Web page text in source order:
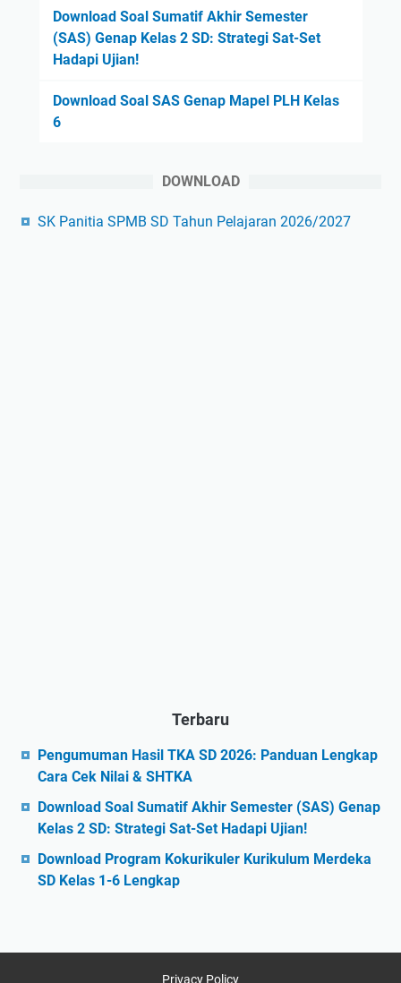
Download Soal Sumatif Akhir Semester
(SAS) Genap Kelas 2 SD: Strategi Sat-Set
Hadapi Ujian!
Download Soal SAS Genap Mapel PLH Kelas
6
DOWNLOAD
SK Panitia SPMB SD Tahun Pelajaran 2026/2027
Terbaru
Pengumuman Hasil TKA SD 2026: Panduan Lengkap
Cara Cek Nilai & SHTKA
Download Soal Sumatif Akhir Semester (SAS) Genap
Kelas 2 SD: Strategi Sat-Set Hadapi Ujian!
Download Program Kokurikuler Kurikulum Merdeka
SD Kelas 1-6 Lengkap
Privacy Policy